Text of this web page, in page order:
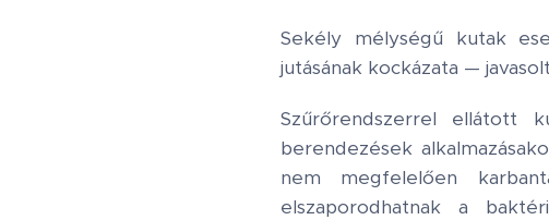
Sekély mélységű kutak
jutásának kockázata —
Szűrőrendszerrel ellátott
berendezések
nem megfelelően
elszaporodhatnak a